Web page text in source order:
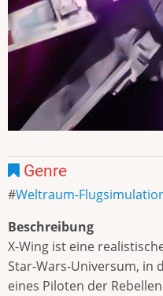
Genre
Weltraum-
Beschreibung
X-Wing ist eine
Star-Wars-Universum, in
eines Piloten der